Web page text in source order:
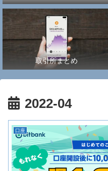
取引所まとめ
2022-04
口座